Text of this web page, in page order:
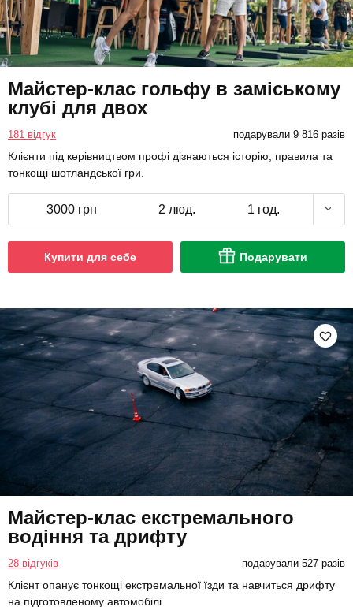
Майстер-клас гольфу в заміському
клубі для двох
181 відгук подарували 9 816 разів
Клієнти під керівництвом профі дізнаються історію, правила та
тонкощі шотландської гри.
3000 грн 2 люд. 1 год.
Купити для себе Подарувати
Майстер-клас екстремального
водіння та дрифту
28 відгуків подарували 527 разів
Клієнт опанує тонкощі екстремальної їзди та навчиться дрифту
на підготовленому автомобілі.